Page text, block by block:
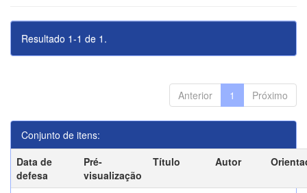
Resultado 1-1 de 1.
Anterior 1 Próximo
Conjunto de itens:
Data de
defesa
Pré-
visualização
Título Autor